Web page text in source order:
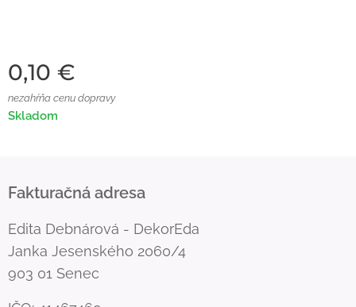
0,10 €
nezahŕňa cenu dopravy
Skladom
Fakturačná adresa
Edita Debnárová - DekorEda
Janka Jesenského 2060/4
903 01 Senec